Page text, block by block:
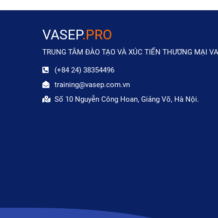
VASEP.PRO
TRUNG TÂM ĐÀO TẠO VÀ XÚC TIẾN THƯƠNG MẠI
(+84 24) 38354496
training@vasep.com.vn
Số 10 Nguyễn Công Hoan, Giảng Võ, Hà Nội.